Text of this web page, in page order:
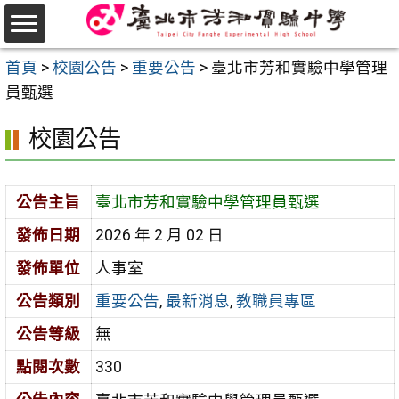
跳
至
主
要
區
首頁 > 校園公告 > 重要公告 > 臺北市芳和實驗中學管理
員甄選
校園公告
公告主旨
臺北市芳和實驗中學管理員甄選
發佈日期
2026 年 2 月 02 日
發佈單位
人事室
公告類別
重要公告, 最新消息, 教職員專區
公告等級
無
點閱次數
330
選
單